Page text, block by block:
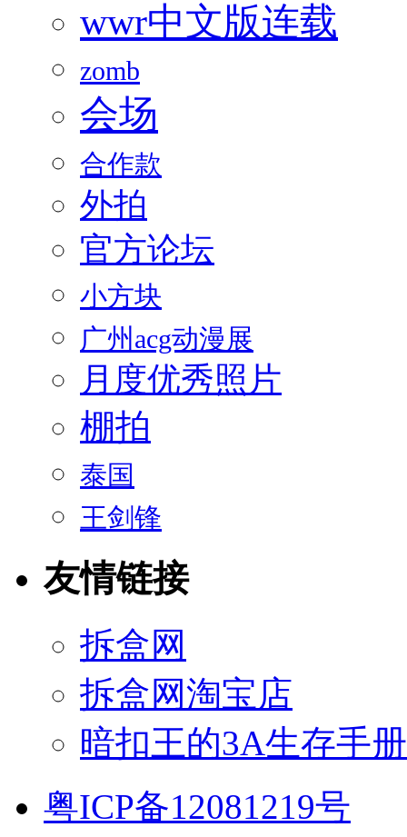
wwr中文版连载
zomb
会场
合作款
外拍
官方论坛
小方块
广州acg动漫展
月度优秀照片
棚拍
泰国
王剑锋
友情链接
拆盒网
拆盒网淘宝店
暗扣王的3A生存手册
粤ICP备12081219号